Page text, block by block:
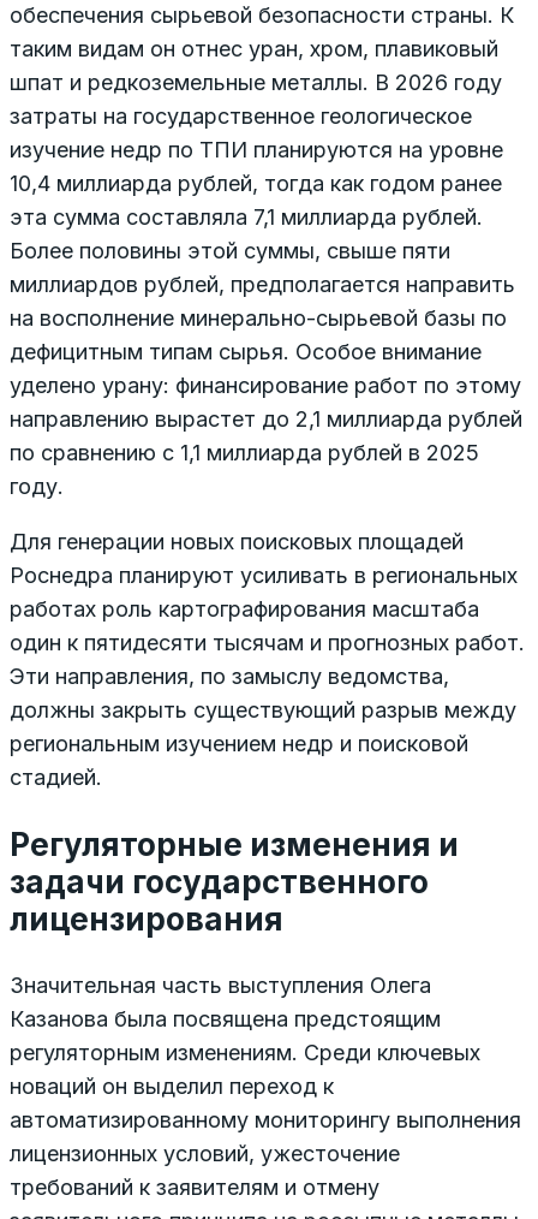
обеспечения сырьевой безопасности страны. К
таким видам он отнес уран, хром, плавиковый
шпат и редкоземельные металлы. В 2026 году
затраты на государственное геологическое
изучение недр по ТПИ планируются на уровне
10,4 миллиарда рублей, тогда как годом ранее
эта сумма составляла 7,1 миллиарда рублей.
Более половины этой суммы, свыше пяти
миллиардов рублей, предполагается направить
на восполнение минерально-сырьевой базы по
дефицитным типам сырья. Особое внимание
уделено урану: финансирование работ по этому
направлению вырастет до 2,1 миллиарда рублей
по сравнению с 1,1 миллиарда рублей в 2025
году.
Для генерации новых поисковых площадей
Роснедра планируют усиливать в региональных
работах роль картографирования масштаба
один к пятидесяти тысячам и прогнозных работ.
Эти направления, по замыслу ведомства,
должны закрыть существующий разрыв между
региональным изучением недр и поисковой
стадией.
Регуляторные изменения и
задачи государственного
лицензирования
Значительная часть выступления Олега
Казанова была посвящена предстоящим
регуляторным изменениям. Среди ключевых
новаций он выделил переход к
автоматизированному мониторингу выполнения
лицензионных условий, ужесточение
требований к заявителям и отмену